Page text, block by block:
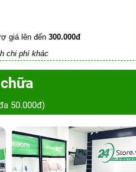
giá lên đến 300.000đ
chi phí khác
50.000đ)